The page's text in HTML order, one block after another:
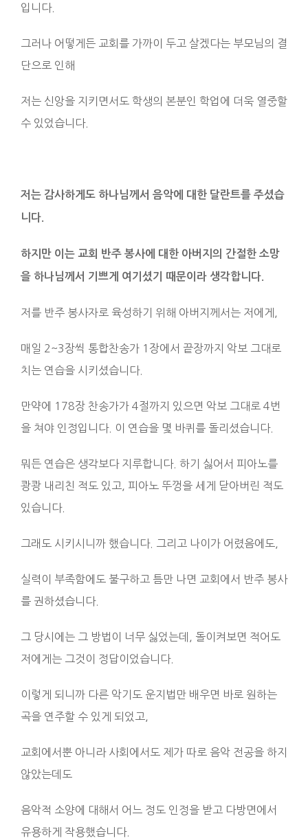
입니다.
그러나 어떻게든 교회를 가까이 두고 살겠다는 부모님의 결
단으로 인해
저는 신앙을 지키면서도 학생의 본분인 학업에 더욱 열중할
수 있었습니다.
저는 감사하게도 하나님께서 음악에 대한 달란트를 주셨습
니다.
하지만 이는 교회 반주 봉사에 대한 아버지의 간절한 소망
을 하나님께서 기쁘게 여기셨기 때문이라 생각합니다.
저를 반주 봉사자로 육성하기 위해 아버지께서는 저에게,
매일 2~3장씩 통합찬송가 1장에서 끝장까지 악보 그대로
치는 연습을 시키셨습니다.
만약에 178장 찬송가가 4절까지 있으면 악보 그대로 4번
을 쳐야 인정입니다. 이 연습을 몇 바퀴를 돌리셨습니다.
뭐든 연습은 생각보다 지루합니다. 하기 싫어서 피아노를
쾅쾅 내리친 적도 있고, 피아노 뚜껑을 세게 닫아버린 적도
있습니다.
그래도 시키시니까 했습니다. 그리고 나이가 어렸음에도,
실력이 부족함에도 불구하고 틈만 나면 교회에서 반주 봉사
를 권하셨습니다.
그 당시에는 그 방법이 너무 싫었는데, 돌이켜보면 적어도
저에게는 그것이 정답이었습니다.
이렇게 되니까 다른 악기도 운지법만 배우면 바로 원하는
곡을 연주할 수 있게 되었고,
교회에서뿐 아니라 사회에서도 제가 따로 음악 전공을 하지
않았는데도
음악적 소양에 대해서 어느 정도 인정을 받고 다방면에서
유용하게 작용했습니다.